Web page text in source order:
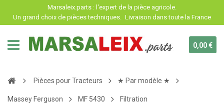
Marsaleix.parts : l'expert de la pièce agricole.
Un grand choix de pièces techniques. Livraison dans toute la France
0,00 €
Pièces pour Tracteurs ★ Par modèle ★
Massey Ferguson MF 5430 Filtration
Panneau de gestion des cookies